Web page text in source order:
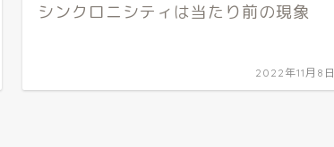
シンクロニシティは当たり前の現象
2022年11月8日